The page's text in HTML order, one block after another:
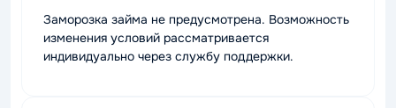
Заморозка займа не предусмотрена. Возможность
изменения условий рассматривается
индивидуально через службу поддержки.